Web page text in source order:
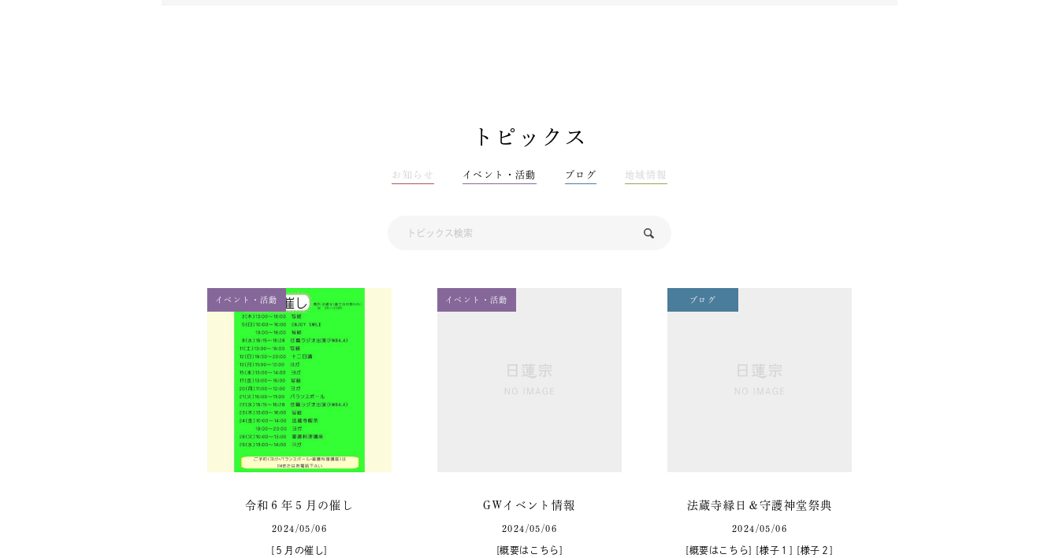
トピックス
お知らせ イベント・活動 ブログ 地域情報
イベント・活動
令和６年５月の催し
2024/05/06
[５月の催し]
イベント・活動
GWイベント情報
2024/05/06
[概要はこちら]
ブログ
法蔵寺縁日＆守護神堂祭典
2024/05/06
[概要はこちら] [様子１] [様子２]